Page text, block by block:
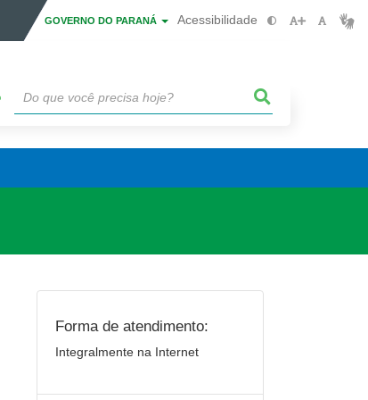
GOVERNO DO PARANÁ Acessibilidade
Forma de atendimento:
Integralmente na Internet